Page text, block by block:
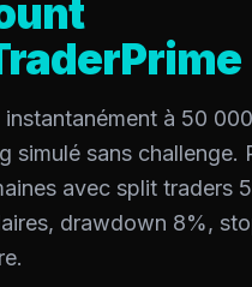
à 50
simulé sans challenge.
avec split traders
drawdown 8%,